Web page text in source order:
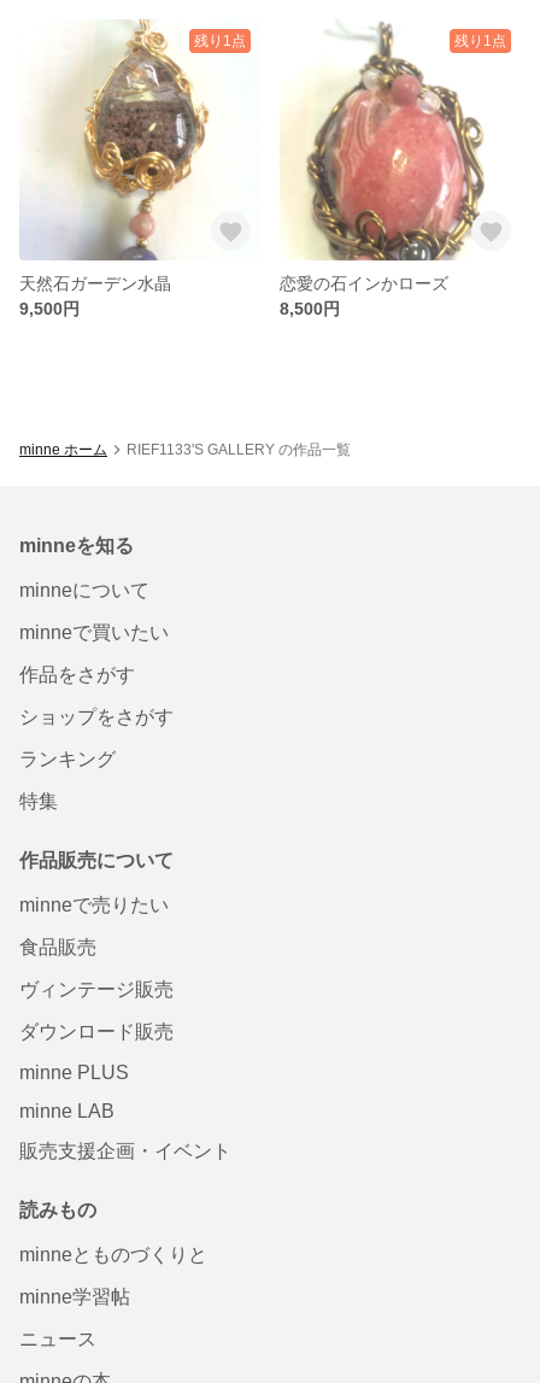
残り1点
天然石ガーデン水晶
9,500円
残り1点
恋愛の石インかローズ
8,500円
minne ホーム RIEF1133'S GALLERY の作品一覧
minneを知る
minneについて
minneで買いたい
作品をさがす
ショップをさがす
ランキング
特集
作品販売について
minneで売りたい
食品販売
ヴィンテージ販売
ダウンロード販売
minne PLUS
minne LAB
販売支援企画・イベント
読みもの
minneとものづくりと
minne学習帖
ニュース